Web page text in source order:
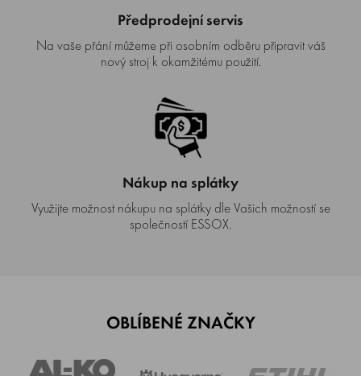
Předprodejní servis
Na vaše přání můžeme při osobním odběru připravit váš
nový stroj k okamžitému použití.
Nákup na splátky
Využijte možnost nákupu na splátky dle Vašich možností se
společností ESSOX.
OBLÍBENÉ ZNAČKY